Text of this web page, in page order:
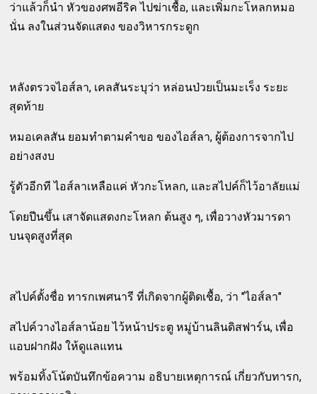
ว่าแล้วก็นำ หัวของศพอีริค ไปฆ่าเชื้อ, และเพิ่มกะโหลกหมอ
นั่น ลงในส่วนจัดแสดง ของวิหารกระดูก
หลังตรวจไอส์ลา, เคลสันระบุว่า หล่อนป่วยเป็นมะเร็ง ระยะ
สุดท้าย
หมอเคลสัน ยอมทำตามคำขอ ของไอส์ลา, ผู้ต้องการจากไป
อย่างสงบ
รู้ตัวอีกที ไอส์ลาเหลือแค่ หัวกะโหลก, และสไปค์ก็ไว้อาลัยแม่
โดยปีนขึ้น เสาจัดแสดงกะโหลก ต้นสูง ๆ, เพื่อวางหัวมารดา
บนจุดสูงที่สุด
สไปค์ตั้งชื่อ ทารกเพศนารี ที่เกิดจากผู้ติดเชื้อ, ว่า "ไอส์ลา"
สไปค์วางไอส์ลาน้อย ไว้หน้าประตู หมู่บ้านลินดิสฟาร์น, เพื่อ
แอบฝากฝัง ให้ดูแลแทน
พร้อมทิ้งโน้ตบันทึกข้อความ อธิบายเหตุการณ์ เกี่ยวกับทารก,